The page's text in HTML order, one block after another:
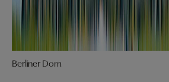
Berliner Dom